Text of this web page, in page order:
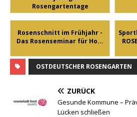
Rosengartentage
Rosenschnitt im Frühjahr -
Das Rosenseminar für Ho...
OSTDEUTSCHER ROSENGARTEN
ZURÜCK
Gesunde Kommune –
Lücken schließen